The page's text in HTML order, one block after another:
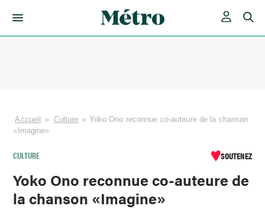
Accueil » Culture » Yoko Ono reconnue co-auteure de la chanson
«Imagine»
CULTURE SOUTENEZ
Yoko Ono reconnue co-auteure de
la chanson «Imagine»